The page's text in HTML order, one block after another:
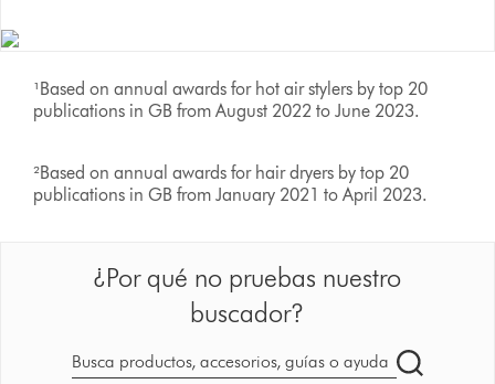
¹Based on annual awards for hot air stylers by top 20
publications in GB from August 2022 to June 2023.
²Based on annual awards for hair dryers by top 20
publications in GB from January 2021 to April 2023.
¿Por qué no pruebas nuestro
buscador?
Buscar